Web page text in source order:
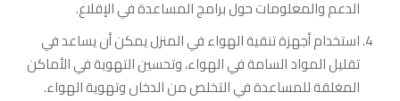
الدعم والمعلومات حول برامج المساعدة في الإقلاع.
استخدام أجهزة تنقية الهواء في المنزل يمكن أن يساعد في
تقليل المواد السامة في الهواء، وتحسين التهوية في الأماكن
المغلقة للمساعدة في التخلص من الدخان وتهوية الهواء.